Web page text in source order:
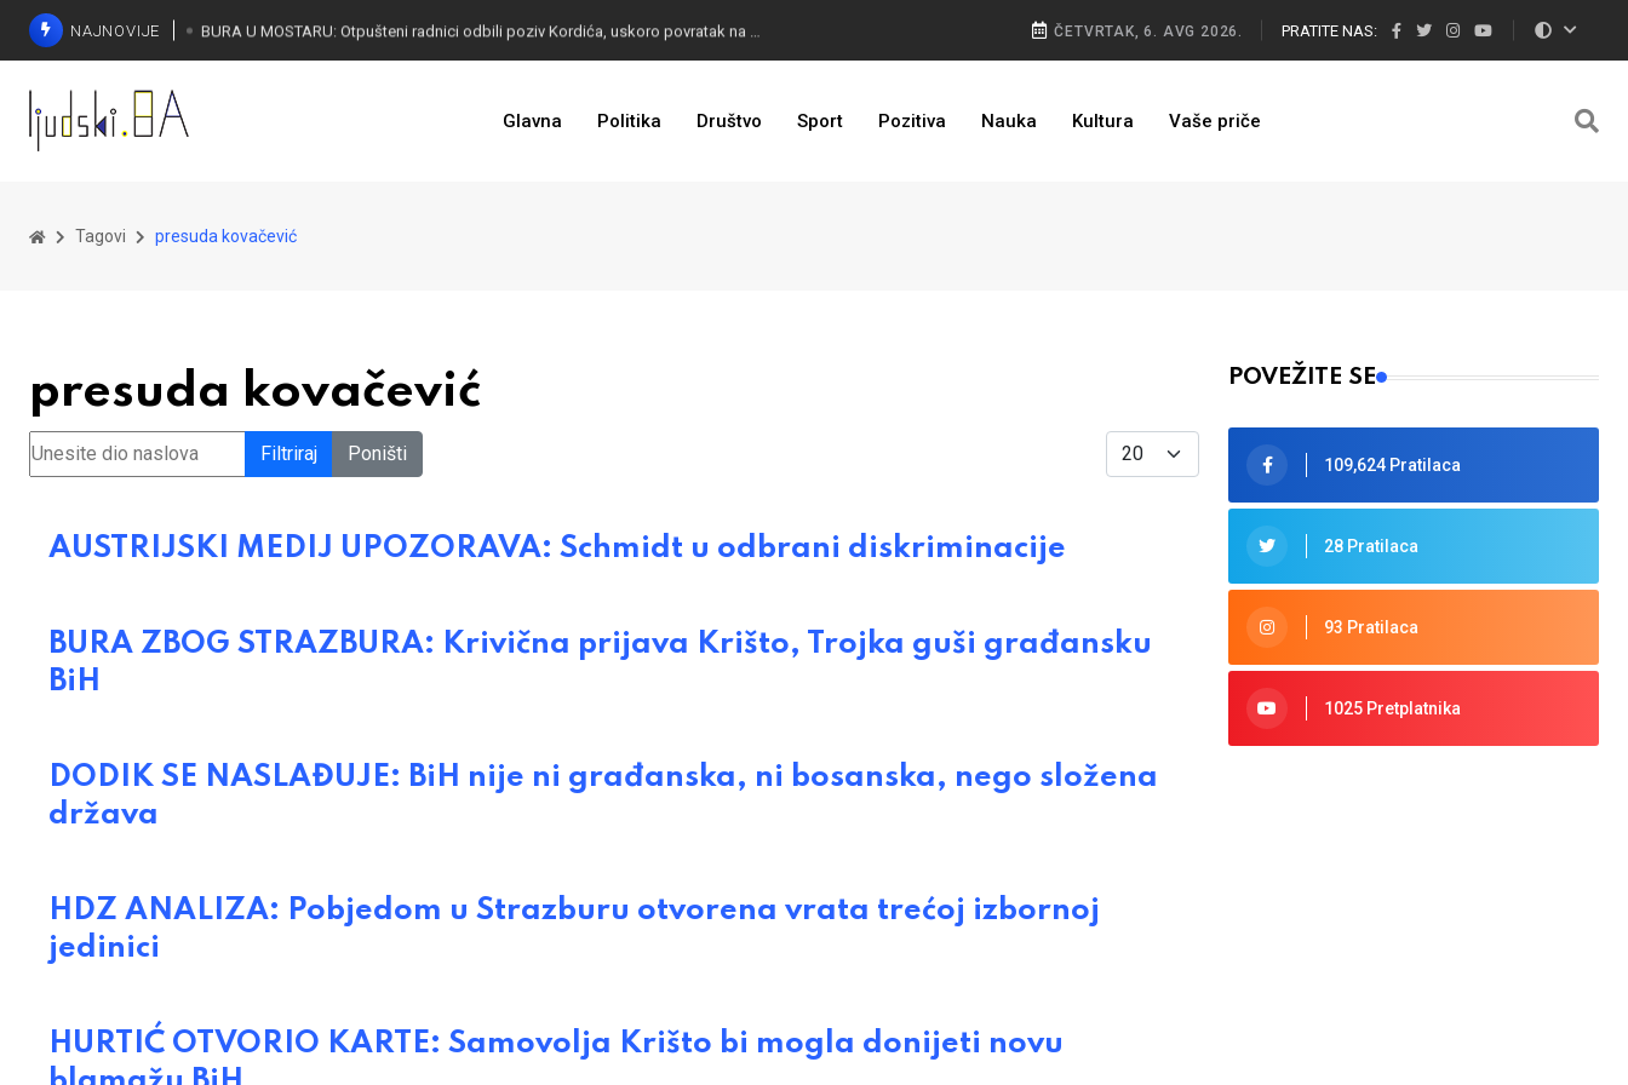
NAJNOVIJE ČETVRTAK, 6. AVG 2026. PRATITE NAS:
Glavna Politika Društvo Sport Pozitiva Nauka Kultura Vaše priče
Tagovi presuda kovačević
presuda kovačević
Unesite dio naslova Filtriraj Poništi Display #
AUSTRIJSKI MEDIJ UPOZORAVA: Schmidt u odbrani diskriminacije
BURA ZBOG STRAZBURA: Krivična prijava Krišto, Trojka guši građansku
BiH
DODIK SE NASLAĐUJE: BiH nije ni građanska, ni bosanska, nego složena
država
HDZ ANALIZA: Pobjedom u Strazburu otvorena vrata trećoj izbornoj
jedinici
HURTIĆ OTVORIO KARTE: Samovolja Krišto bi mogla donijeti novu
POVEŽITE SE
109,624 Pratilaca
28 Pratilaca
93 Pratilaca
1025 Pretplatnika